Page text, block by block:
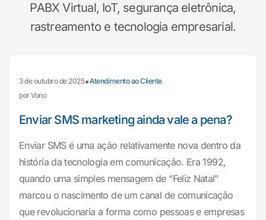
PABX Virtual, IoT, segurança eletrônica,
rastreamento e tecnologia empresarial.
3 de outubro de 2025•Atendimento ao Cliente
por Vono
Enviar SMS marketing ainda vale a pena?
Enviar SMS é uma ação relativamente nova dentro da
história da tecnologia em comunicação. Era 1992,
quando uma simples mensagem de “Feliz Natal”
marcou o nascimento de um canal de comunicação
que revolucionaria a forma como pessoas e empresas